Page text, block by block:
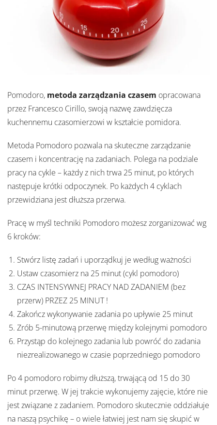
Pomodoro, metoda zarządzania czasem opracowana
przez Francesco Cirillo, swoją nazwę zawdzięcza
kuchennemu czasomierzowi w kształcie pomidora.
Metoda Pomodoro pozwala na skuteczne zarządzanie
czasem i koncentrację na zadaniach. Polega na podziale
pracy na cykle – każdy z nich trwa 25 minut, po których
następuje krótki odpoczynek. Po każdych 4 cyklach
przewidziana jest dłuższa przerwa.
Pracę w myśl techniki Pomodoro możesz zorganizować wg
6 kroków:
Stwórz listę zadań i uporządkuj je według ważności
Ustaw czasomierz na 25 minut (cykl pomodoro)
CZAS INTENSYWNEJ PRACY NAD ZADANIEM (bez
przerw) PRZEZ 25 MINUT !
Zakończ wykonywanie zadania po upływie 25 minut
Zrób 5-minutową przerwę między kolejnymi pomodoro
Przystąp do kolejnego zadania lub powróć do zadania
niezrealizowanego w czasie poprzedniego pomodoro
Po 4 pomodoro robimy dłuższą, trwającą od 15 do 30
minut przerwę. W jej trakcie wykonujemy zajęcie, które nie
jest związane z zadaniem. Pomodoro skutecznie oddziałuje
na naszą psychikę – o wiele łatwiej jest nam się skupić w